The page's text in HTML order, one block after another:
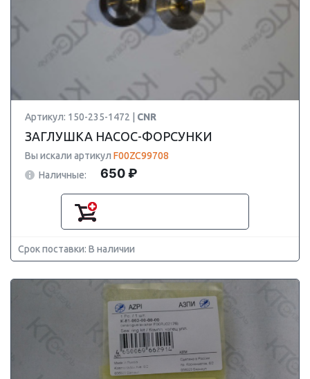
Артикул: 150-235-1472 | CNR
ЗАГЛУШКА НАСОС-ФОРСУНКИ
Вы искали артикул F00ZC99708
Наличные:
650 ₽
Срок поставки: В наличии